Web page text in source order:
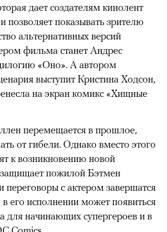
дает создателям кинолент
позволяет показывать зрителю
альтернативных версий
фильма станет Андрес
«Оно». А автором
выступит Кристина Ходсон,
на экран комикс «Хищные
перемещается в прошлое,
от гибели. Однако вместо этого
к возникновению новой
пожилой Бэтмен
с актером завершатся
его исполнении может появиться
для начинающих супергероев и в